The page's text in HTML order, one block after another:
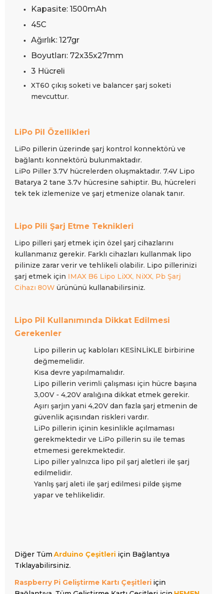
Kapasite: 1500mAh
45C
Ağırlık: 127gr
Boyutları: 72x35x27mm
3 Hücreli
XT60 çıkış soketi ve balancer şarj soketi
mevcuttur.
LiPo Pil Özellikleri
LiPo pillerin üzerinde şarj kontrol konnektörü ve
bağlantı konnektörü bulunmaktadır.
LiPo Piller 3.7V hücrelerden oluşmaktadır. 7.4V Lipo
Batarya 2 tane 3.7v hücresine sahiptir. Bu, hücreleri
tek tek izlemenize ve şarj etmenize olanak tanır.
Lipo Pili Şarj Etme Teknikleri
Lipo pilleri şarj etmek için özel şarj cihazlarını
kullanmanız gerekir. Farklı cihazları kullanmak lipo
pilinize zarar verir ve tehlikeli olabilir. Lipo pillerinizi
şarj etmek için IMAX B6 Lipo LiXX, NiXX, Pb Şarj
Cihazı 80W ürününü kullanabilirsiniz.
Lipo Pil Kullanımında Dikkat Edilmesi
Gerekenler
Lipo pillerin uç kabloları KESİNLİKLE birbirine
değmemelidir.
Kısa devre yapılmamalıdır.
Lipo pillerin verimli çalışması için hücre başına
3,00V - 4,20V aralığına dikkat etmek gerekir.
Aşırı şarjın yani 4,20V dan fazla şarj etmenin de
güvenlik açısından riskleri vardır.
LiPo pillerin içinin kesinlikle açılmaması
gerekmektedir ve LiPo pillerin su ile temas
etmemesi gerekmektedir.
Lipo piller yalnızca lipo pil şarj aletleri ile şarj
edilmelidir.
Yanlış şarj aleti ile şarj edilmesi pilde şişme
yapar ve tehlikelidir.
Diğer Tüm Arduino Çeşitleri için Bağlantıya
Tıklayabilirsiniz.
Raspberry Pi Geliştirme Kartı Çeşitleri için